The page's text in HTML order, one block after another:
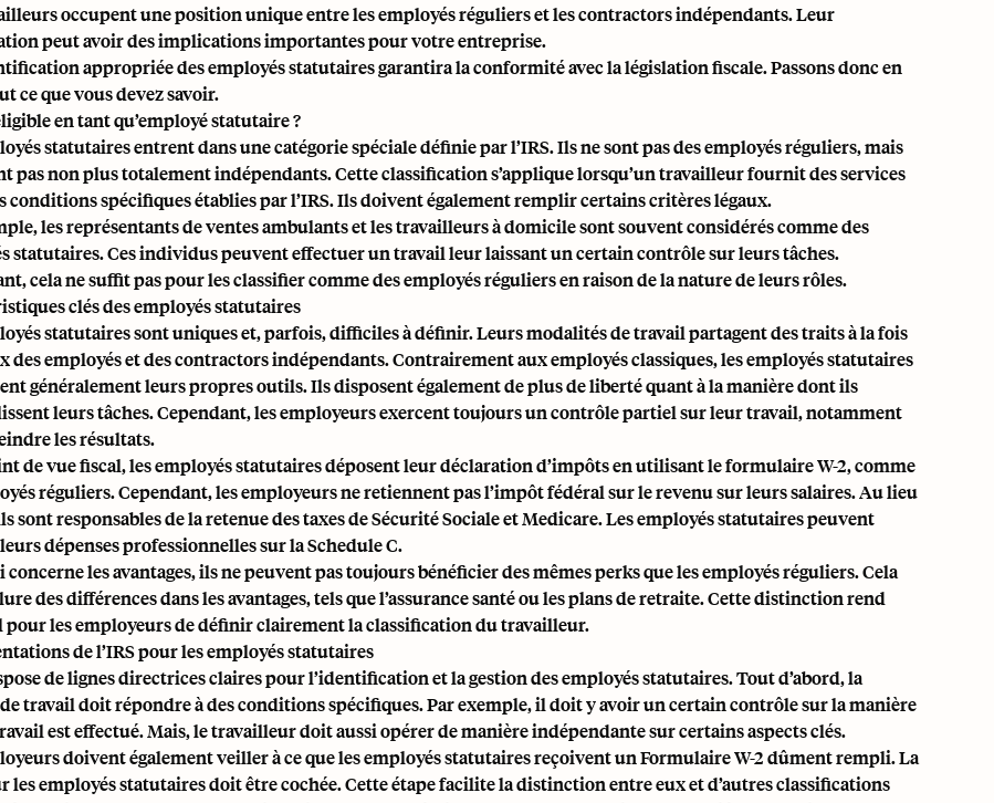
occupent une position unique entre les employés réguliers et les contractors indépendants. Leur
peut avoir des implications importantes pour votre entreprise.
appropriée des employés statutaires garantira la conformité avec la législation fiscale. Passons donc en
ce que vous devez savoir.
en tant qu’employé statutaire ?
statutaires entrent dans une catégorie spéciale définie par l’IRS. Ils ne sont pas des employés réguliers, mais
pas non plus totalement indépendants. Cette classification s’applique lorsqu’un travailleur fournit des services
conditions spécifiques établies par l’IRS. Ils doivent également remplir certains critères légaux.
les représentants de ventes ambulants et les travailleurs à domicile sont souvent considérés comme des
statutaires. Ces individus peuvent effectuer un travail leur laissant un certain contrôle sur leurs tâches.
cela ne suffit pas pour les classifier comme des employés réguliers en raison de la nature de leurs rôles.
clés des employés statutaires
statutaires sont uniques et, parfois, difficiles à définir. Leurs modalités de travail partagent des traits à la fois
des employés et des contractors indépendants. Contrairement aux employés classiques, les employés statutaires
généralement leurs propres outils. Ils disposent également de plus de liberté quant à la manière dont ils
leurs tâches. Cependant, les employeurs exercent toujours un contrôle partiel sur leur travail, notamment
les résultats.
de vue fiscal, les employés statutaires déposent leur déclaration d’impôts en utilisant le formulaire W-2, comme
réguliers. Cependant, les employeurs ne retiennent pasl’impôt fédéral sur le revenusur leurs salaires. Au lieu
sont responsables de la retenue destaxes de Sécurité Sociale et Medicare. Les employés statutaires peuvent
dépenses professionnelles sur la Schedule C.
concerne les avantages, ils ne peuvent pas toujours bénéficier des mêmes perks que les employés réguliers. Cela
des différences dans les avantages, tels que l’assurance santé ou les plans de retraite. Cette distinction rend
pour les employeurs de définir clairement la classification du travailleur.
de l’IRS pour les employés statutaires
de lignes directrices claires pour l’identification et la gestion des employés statutaires. Tout d’abord, la
travail doit répondre à des conditions spécifiques. Par exemple, il doit y avoir un certain contrôle sur la manière
est effectué. Mais, le travailleur doit aussi opérer de manière indépendante sur certains aspects clés.
doivent également veiller à ce que les employés statutaires reçoivent un Formulaire W-2 dûment rempli. La
les employés statutaires doit être cochée. Cette étape facilite la distinction entre eux et d’autres classifications